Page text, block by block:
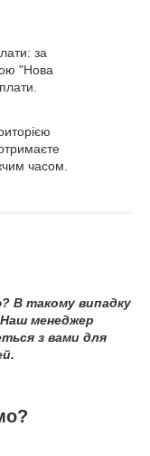
за
"Нова
часом.
В такому випадку
менеджер
з вами для